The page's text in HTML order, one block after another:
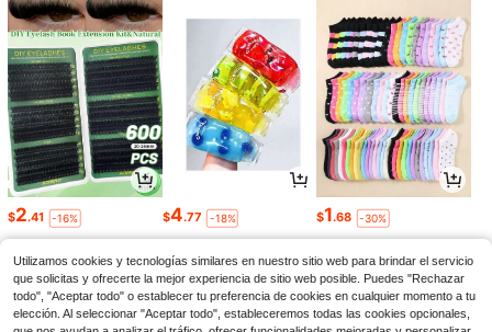
$2.41 -16% $4.77 -18% $1.68 -30%
Utilizamos cookies y tecnologías similares en nuestro sitio web para brindar el servicio
que solicitas y ofrecerte la mejor experiencia de sitio web posible. Puedes "Rechazar
todo", "Aceptar todo" o establecer tu preferencia de cookies en cualquier momento a tu
elección. Al seleccionar "Aceptar todo", estableceremos todas las cookies opcionales,